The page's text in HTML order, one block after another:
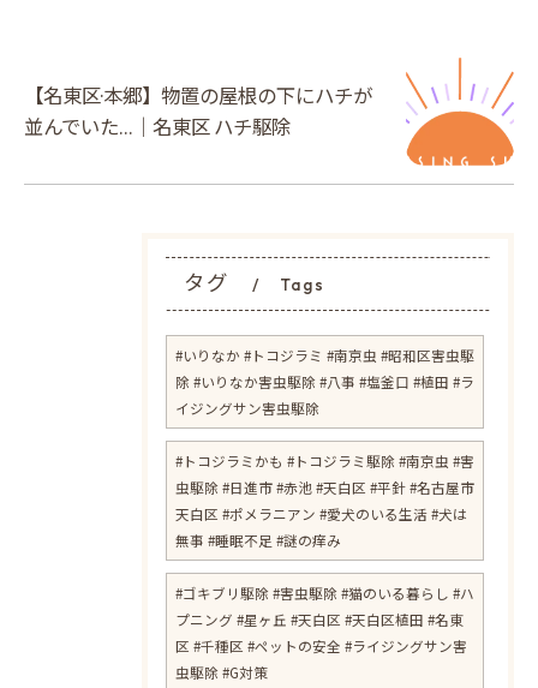
【名東区·本郷】物置の屋根の下にハチが
並んでいた…｜名東区 ハチ駆除
タグ Tags
#いりなか #トコジラミ #南京虫 #昭和区害虫駆
除 #いりなか害虫駆除 #八事 #塩釜口 #植田 #ラ
イジングサン害虫駆除
​#トコジラミかも #トコジラミ駆除 #南京虫 #害
虫駆除 #日進市 #赤池 #天白区 #平針 #名古屋市
天白区 #ポメラニアン #愛犬のいる生活 #犬は
無事 #睡眠不足 #謎の痒み
​#ゴキブリ駆除 #害虫駆除 #猫のいる暮らし #ハ
プニング #星ヶ丘 #天白区 #天白区植田 #名東
区 #千種区 #ペットの安全 #ライジングサン害
虫駆除 #G対策